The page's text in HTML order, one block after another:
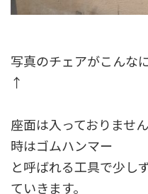
写真のチェアがこんな
↑
座面は入っておりませ
時はゴムハンマー
と呼ばれる工具で少し
ていきます。